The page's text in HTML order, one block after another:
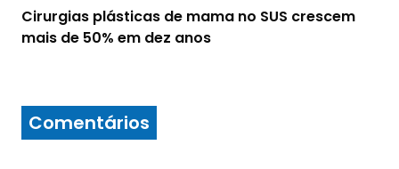
Cirurgias plásticas de mama no SUS crescem
mais de 50% em dez anos
Comentários